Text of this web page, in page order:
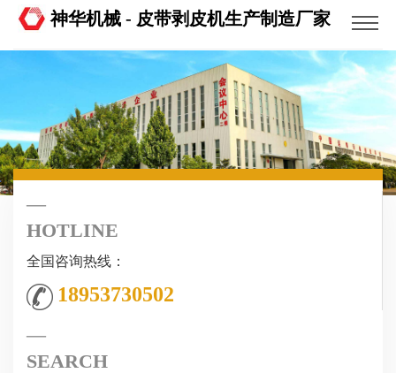
神华机械 - 皮带剥皮机生产制造厂家
HOTLINE
全国咨询热线：
18953730502
SEARCH